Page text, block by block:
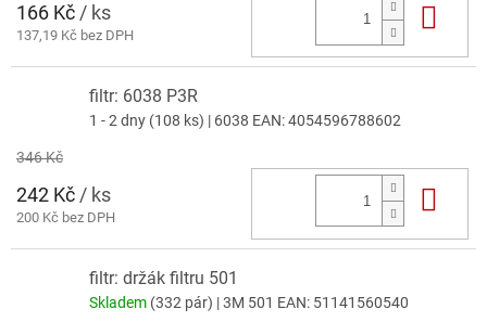
166 Kč / ks
137,19 Kč bez DPH
filtr: 6038 P3R
1 - 2 dny (108 ks) | 6038 EAN:4054596788602
346 Kč
242 Kč / ks
200 Kč bez DPH
filtr: držák filtru 501
Skladem (332 pár) | 3M 501 EAN: 51141560540